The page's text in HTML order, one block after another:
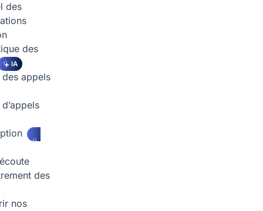
des
des
IA
appels
des
nos